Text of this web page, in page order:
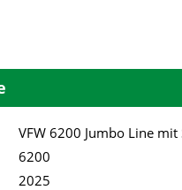
VFW 6200 Jumbo Line mit
6200
2025